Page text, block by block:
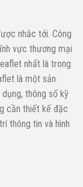
nhắc tới. Công
vực thương mại
nhất là trong
là một sản
thông số kỹ
cần thiết kế đặc
thông tin và hình